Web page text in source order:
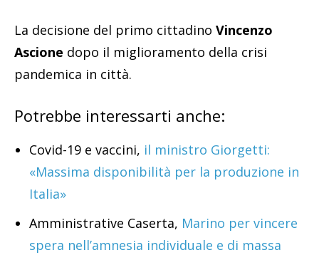
La decisione del primo cittadino Vincenzo
Ascione dopo il miglioramento della crisi
pandemica in città.
Potrebbe interessarti anche:
Covid-19 e vaccini, il ministro Giorgetti:
«Massima disponibilità per la produzione in
Italia»
Amministrative Caserta, Marino per vincere
spera nell’amnesia individuale e di massa